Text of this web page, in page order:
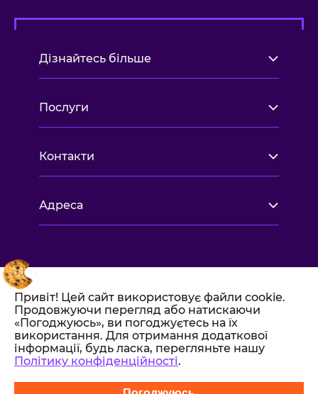
Привіт! Цей сайт використовує файли cookie.
Продовжуючи перегляд або натискаючи
«Погоджуюсь», ви погоджуєтесь на їх
використання. Для отримання додаткової
інформації, будь ласка, перегляньте нашу
Політику конфіденційності.
Дізнайтесь більше
Послуги
Контакти
Адреса
Всі права захищені 2017-2026.
Політика конфіденційності